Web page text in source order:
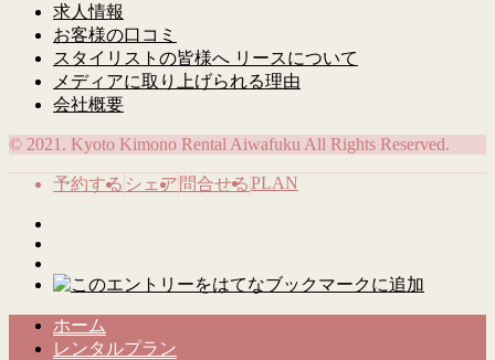
求人情報
お客様の口コミ
スタイリストの皆様へ リースについて
メディアに取り上げられる理由
会社概要
© 2021. Kyoto Kimono Rental Aiwafuku All Rights Reserved.
予約する シェア 問合せるPLAN
ホーム
レンタルプラン